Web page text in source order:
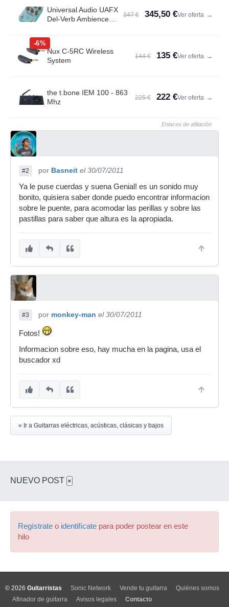
Universal Audio UAFX
Del-Verb Ambience
347 € 345,50 €Ver oferta →
-6%
Nux C-5RC Wireless
System
144 € 135 €Ver oferta →
the t.bone IEM 100 - 863
Mhz
225 € 222 €Ver oferta →
Enlaces de afiliación
#2 por Basneit el 30/07/2011
Ya le puse cuerdas y suena Genial! es un sonido muy
bonito, quisiera saber donde puedo encontrar informacion
sobre le puente, para acomodar las perillas y sobre las
pastillas para saber que altura es la apropiada.
#3 por monkey-man el 30/07/2011
Fotos!
Informacion sobre eso, hay mucha en la pagina, usa el
buscador xd
« Ir a Guitarras eléctricas, acústicas, clásicas y bajos
NUEVO POST ×
Regístrate o identifícate para poder postear en este
hilo
© 2026 Guitarristas Sonic Network Vende tu guitarra
Quiénes somos
Afinador de guitarra
Avisos legales Contacto